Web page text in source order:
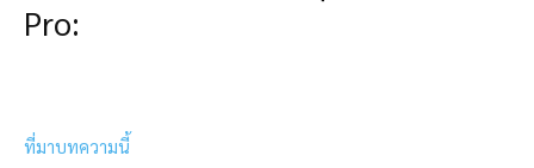
Pro:
ที่มาบทความนี้